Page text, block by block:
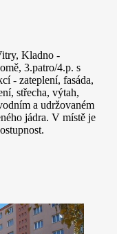
Kladno -
3.patro/4.p. s
- zateplení, fasáda,
střecha, výtah,
a udržovaném
jádra. V místě je